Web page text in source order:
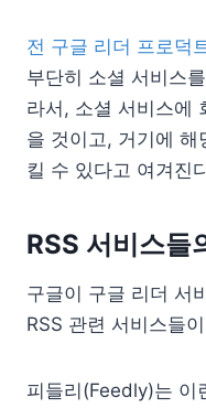
전 구글 리더 프로덕
부단히 소셜 서비스
라서, 소셜 서비스에
을 것이고, 거기에 해
킬 수 있다고 여겨진
RSS 서비스들
구글이 구글 리더 서
RSS 관련 서비스들
피들리(Feedly)는 이